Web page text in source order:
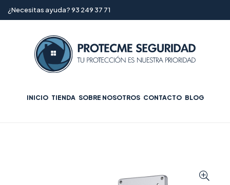
¿Necesitas ayuda? 93 249 37 71
INICIO TIENDA SOBRE NOSOTROS CONTACTO BLOG